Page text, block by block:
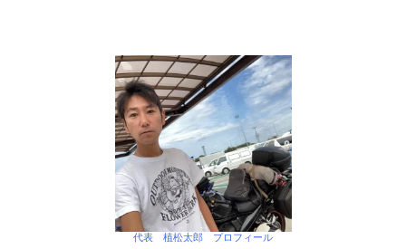
代表 植松太郎 プロフィール